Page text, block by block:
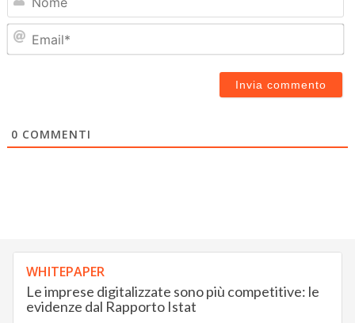
0 COMMENTI
WHITEPAPER
Le imprese digitalizzate sono più competitive: le
evidenze dal Rapporto Istat